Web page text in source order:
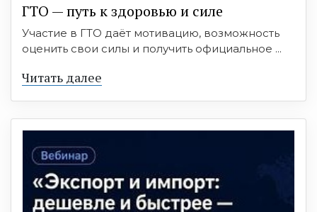
ГТО — путь к здоровью и силе
Участие в ГТО даёт мотивацию, возможность
оценить свои силы и получить официальное ...
Читать далее